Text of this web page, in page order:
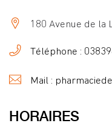
180 Avenue de la
Téléphone :
Mail :
HORAIRES